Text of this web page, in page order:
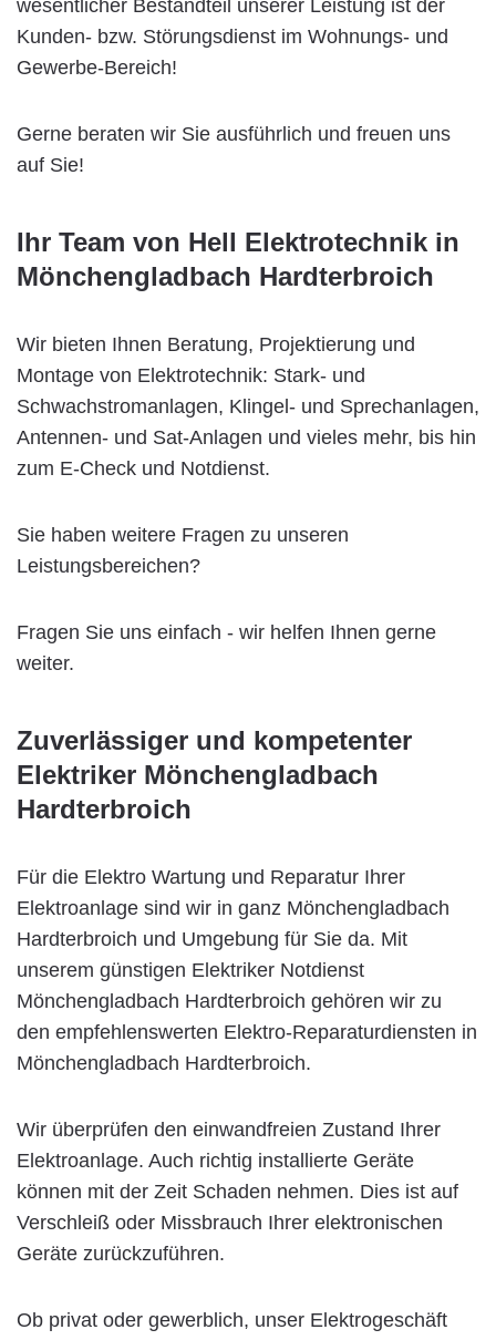
wesentlicher Bestandteil unserer Leistung ist der
Kunden- bzw. Störungsdienst im Wohnungs- und
Gewerbe-Bereich!
Gerne beraten wir Sie ausführlich und freuen uns
auf Sie!
Ihr Team von Hell Elektrotechnik in
Mönchengladbach Hardterbroich
Wir bieten Ihnen Beratung, Projektierung und
Montage von Elektrotechnik: Stark- und
Schwachstromanlagen, Klingel- und Sprechanlagen,
Antennen- und Sat-Anlagen und vieles mehr, bis hin
zum E-Check und Notdienst.
Sie haben weitere Fragen zu unseren
Leistungsbereichen?
Fragen Sie uns einfach - wir helfen Ihnen gerne
weiter.
Zuverlässiger und kompetenter
Elektriker Mönchengladbach
Hardterbroich
Für die Elektro Wartung und Reparatur Ihrer
Elektroanlage sind wir in ganz Mönchengladbach
Hardterbroich und Umgebung für Sie da. Mit
unserem günstigen Elektriker Notdienst
Mönchengladbach Hardterbroich gehören wir zu
den empfehlenswerten Elektro-Reparaturdiensten in
Mönchengladbach Hardterbroich.
Wir überprüfen den einwandfreien Zustand Ihrer
Elektroanlage. Auch richtig installierte Geräte
können mit der Zeit Schaden nehmen. Dies ist auf
Verschleiß oder Missbrauch Ihrer elektronischen
Geräte zurückzuführen.
Ob privat oder gewerblich, unser Elektrogeschäft